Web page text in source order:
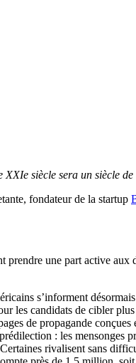
XXIe siècle sera un siècle
fondateur de la startup
prendre une part active
s’informent
les candidats de cibler
de propagande
: les mensonges
rivalisent sans